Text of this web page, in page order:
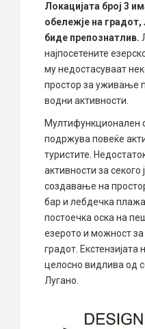
Локацијата број 3
обележје на градот,
биде препознатлив.
најпосетените
му недостасуваат
простор за уживање
водни активности.
Мултифункционален
подржува повеќе
туристите.
активности за секого
создавање на
бар и лебдечка
постоечка оска на
езерото и можност
градот. Екстензијата
целосно видлива од
Лугано.